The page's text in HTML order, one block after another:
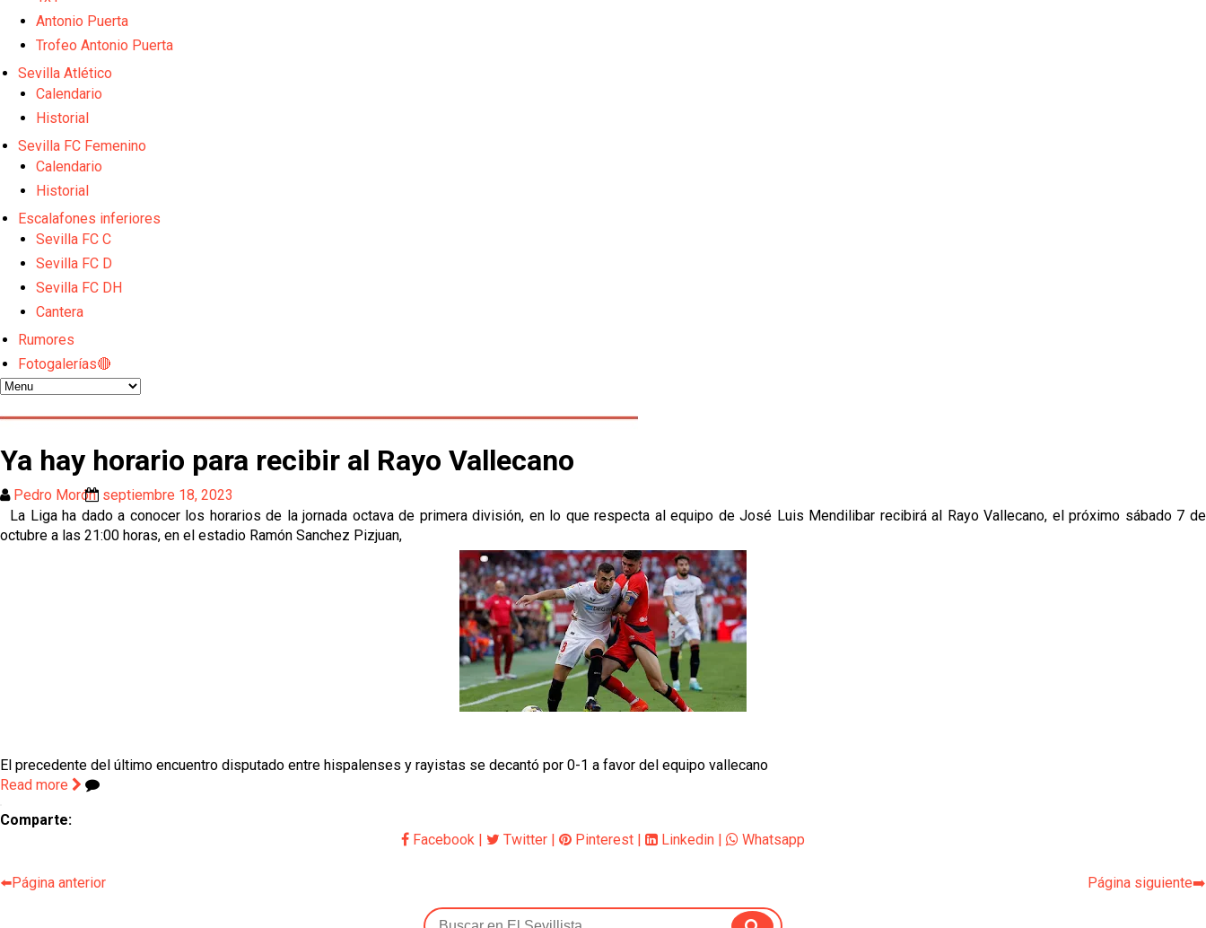
El Sevilla C se queda en Tercera Federación
Atlético y Getafe agitan el mercado de LaLiga
El Sevilla FC plantea ampliar hasta cinco fichajes más antes del cierre
Antonio Puerta
Trofeo Antonio Puerta
Sevilla Atlético
Calendario
Historial
Sevilla FC Femenino
Calendario
Historial
Escalafones inferiores
Sevilla FC C
Sevilla FC D
Sevilla FC DH
Cantera
Rumores
Fotogalerías🔴
Ya hay horario para recibir al Rayo Vallecano
Pedro Morón septiembre 18, 2023
La Liga ha dado a conocer los horarios de la jornada octava de primera división, en lo que respecta al equipo de José Luis Mendilibar recibirá al Rayo Vallecano, el próximo sábado 7 de
octubre a las 21:00 horas, en el estadio Ramón Sanchez Pizjuan,
El precedente del último encuentro disputado entre hispalenses y rayistas se decantó por 0-1 a favor del equipo vallecano
Read more
Comparte:
Facebook | Twitter | Pinterest | Linkedin | Whatsapp
⬅️Página anterior Página siguiente➡️